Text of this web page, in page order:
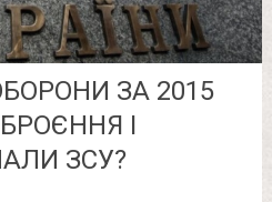
ЗА 2015
І
ЗСУ?